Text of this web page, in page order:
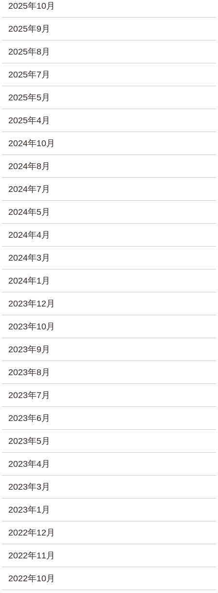
2025年10月
2025年9月
2025年8月
2025年7月
2025年5月
2025年4月
2024年10月
2024年8月
2024年7月
2024年5月
2024年4月
2024年3月
2024年1月
2023年12月
2023年10月
2023年9月
2023年8月
2023年7月
2023年6月
2023年5月
2023年4月
2023年3月
2023年1月
2022年12月
2022年11月
2022年10月